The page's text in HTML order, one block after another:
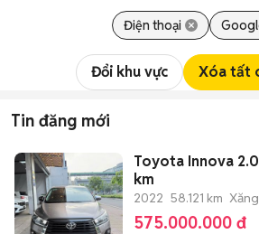
Điện thoại
Đổi khu vực Xóa tất
Tin đăng mới
Toyota Innova
km
2022 58.121 km Xăng
575.000.000 đ